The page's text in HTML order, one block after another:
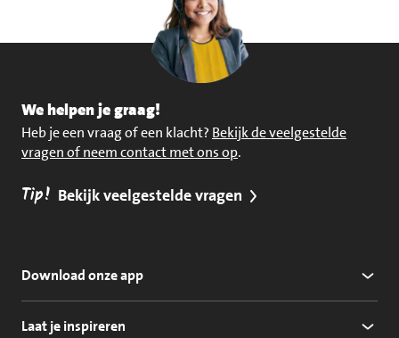
We helpen je graag!
Heb je een vraag of een klacht? Bekijk de veelgestelde
vragen of neem contact met ons op.
Tip! Bekijk veelgestelde vragen
Download onze app
Laat je inspireren